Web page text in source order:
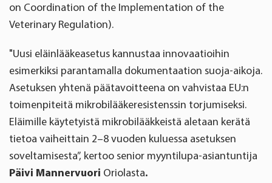
on Coordination of the Implementation of the
Veterinary Regulation).
"Uusi eläinlääkeasetus kannustaa innovaatioihin
esimerkiksi parantamalla dokumentaation suoja-aikoja.
Asetuksen yhtenä päätavoitteena on vahvistaa EU:n
toimenpiteitä mikrobilääkeresistenssin torjumiseksi.
Eläimille käytetyistä mikrobilääkkeistä aletaan kerätä
tietoa vaiheittain 2–8 vuoden kuluessa asetuksen
soveltamisesta”, kertoo senior myyntilupa-asiantuntija
Päivi Mannervuori Oriolasta.